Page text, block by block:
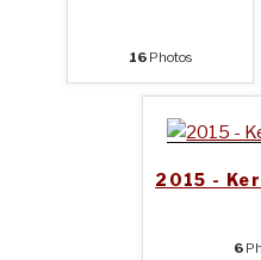
16Photos
2015 -
6